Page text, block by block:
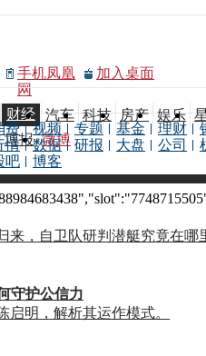
手机凤凰
网
加入桌面
财经 汽车 科技 房产 娱乐
博报 微博
费 视频 专题 基金 理财
情 数据 研报 大盘 公司
吧 博客
来，自卫队研判潜艇究竟在哪
守护公信力
明，解析其运作模式。